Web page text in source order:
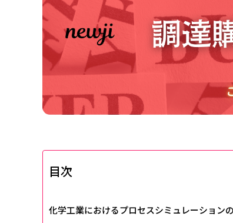
目次
化学工業におけるプロセスシミュレーション